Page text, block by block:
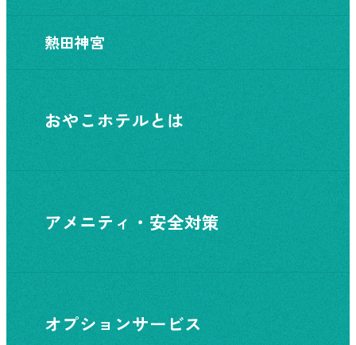
熱田神宮
おやこホテルとは
アメニティ・安全対策
オプションサービス